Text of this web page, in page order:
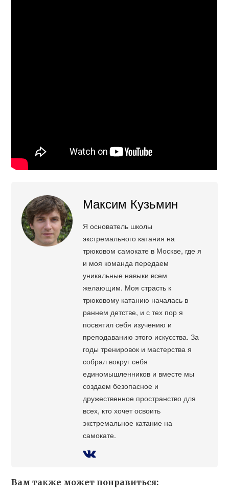
Максим Кузьмин
Я основатель школы
экстремального катания на
трюковом самокате в Москве, где я
и моя команда передаем
уникальные навыки всем
желающим. Моя страсть к
трюковому катанию началась в
раннем детстве, и с тех пор я
посвятил себя изучению и
преподаванию этого искусства. За
годы тренировок и мастерства я
собрал вокруг себя
единомышленников и вместе мы
создаем безопасное и
дружественное пространство для
всех, кто хочет освоить
экстремальное катание на
самокате.
Вам также может понравиться: